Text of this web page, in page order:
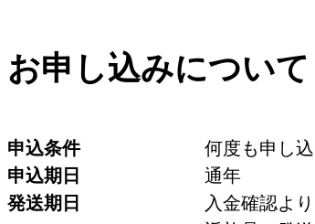
お申し込みについて
申込条件
何度も申し
申込期日
通年
発送期日
入金確認よ